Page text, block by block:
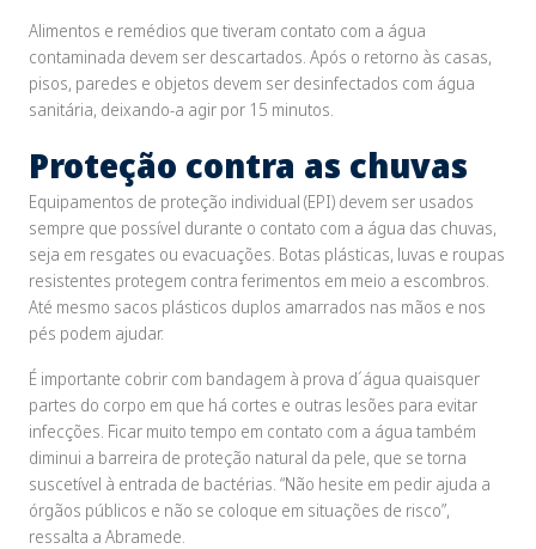
Alimentos e remédios que tiveram contato com a água
contaminada devem ser descartados. Após o retorno às casas,
pisos, paredes e objetos devem ser desinfectados com água
sanitária, deixando-a agir por 15 minutos.
Proteção contra as chuvas
Equipamentos de proteção individual (EPI) devem ser usados
sempre que possível durante o contato com a água das chuvas,
seja em resgates ou evacuações. Botas plásticas, luvas e roupas
resistentes protegem contra ferimentos em meio a escombros.
Até mesmo sacos plásticos duplos amarrados nas mãos e nos
pés podem ajudar.
É importante cobrir com bandagem à prova d´água quaisquer
partes do corpo em que há cortes e outras lesões para evitar
infecções. Ficar muito tempo em contato com a água também
diminui a barreira de proteção natural da pele, que se torna
suscetível à entrada de bactérias. “Não hesite em pedir ajuda a
órgãos públicos e não se coloque em situações de risco”,
ressalta a Abramede.